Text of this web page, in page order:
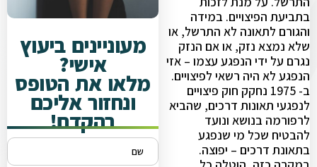
בתביעת הפיצויים. במידה
והגורם לתאונה לא התרשל, או
שלא נמצא נזק, או אם הנזק
נגרם על ידי הנפגע עצמו – אזי
הנפגע לא היה רשאי לפיצויים.
ב- 1975 נחקק חוק פיצויים
לנפגעי תאונות דרכים, שהביא
לרפורמה בנושא ונועד
להבטיח שכל מי שנפגע
בתאונת דרכים – יפוצה.
מעוניינים ביעוץ
אישי?
מלאו את הטופס
ונחזור אליכם
בהקדם!